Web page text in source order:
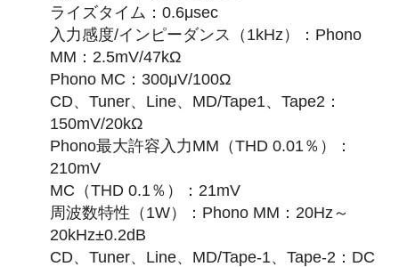
ライズタイム：0.6μsec
入力感度/インピーダンス（1kHz）：Phono
MM：2.5mV/47kΩ
Phono MC：300μV/100Ω
CD、Tuner、Line、MD/Tape1、Tape2：
150mV/20kΩ
Phono最大許容入力MM（THD 0.01％）：
210mV
MC（THD 0.1％）：21mV
周波数特性（1W）：Phono MM：20Hz～
20kHz±0.2dB
CD、Tuner、Line、MD/Tape-1、Tape-2：DC